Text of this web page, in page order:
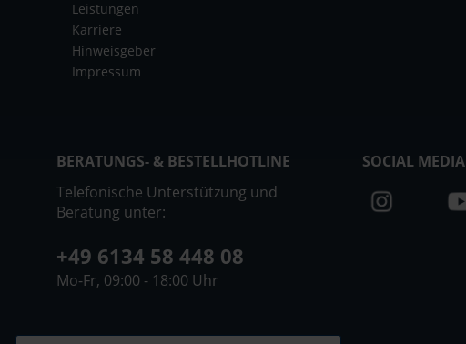
Leistungen
Karriere
Hinweisgeber
Impressum
BERATUNGS- & BESTELLHOTLINE
Telefonische Unterstützung und
Beratung unter:
+49 6134 58 448 08
Mo-Fr, 09:00 - 18:00 Uhr
SOCIAL MEDIA